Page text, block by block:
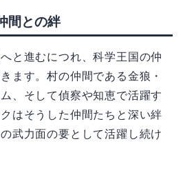
間との絆
と進むにつれ、科学王国の仲
ます。村の仲間である金狼・
、そして偵察や知恵で活躍す
はそうした仲間たちと深い絆
武力面の要として活躍し続け